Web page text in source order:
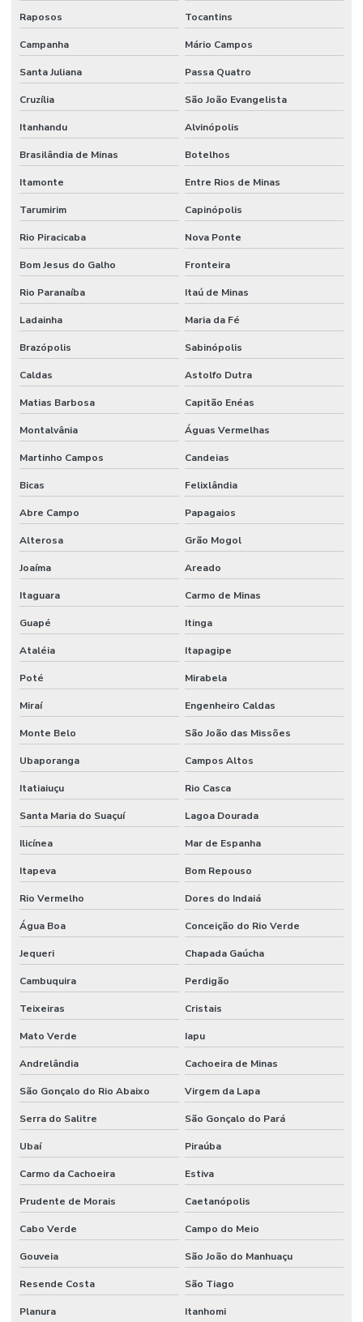
Raposos Tocantins
Campanha Mário Campos
Santa Juliana Passa Quatro
Cruzília São João Evangelista
Itanhandu Alvinópolis
Brasilândia de Minas Botelhos
Itamonte Entre Rios de Minas
Tarumirim Capinópolis
Rio Piracicaba Nova Ponte
Bom Jesus do Galho Fronteira
Rio Paranaíba Itaú de Minas
Ladainha Maria da Fé
Brazópolis Sabinópolis
Caldas Astolfo Dutra
Matias Barbosa Capitão Enéas
Montalvânia Águas Vermelhas
Martinho Campos Candeias
Bicas Felixlândia
Abre Campo Papagaios
Alterosa Grão Mogol
Joaíma Areado
Itaguara Carmo de Minas
Guapé Itinga
Ataléia Itapagipe
Poté Mirabela
Miraí Engenheiro Caldas
Monte Belo São João das Missões
Ubaporanga Campos Altos
Itatiaiuçu Rio Casca
Santa Maria do Suaçuí Lagoa Dourada
Ilicínea Mar de Espanha
Itapeva Bom Repouso
Rio Vermelho Dores do Indaiá
Água Boa Conceição do Rio Verde
Jequeri Chapada Gaúcha
Cambuquira Perdigão
Teixeiras Cristais
Mato Verde Iapu
Andrelândia Cachoeira de Minas
São Gonçalo do Rio Abaixo Virgem da Lapa
Serra do Salitre São Gonçalo do Pará
Ubaí Piraúba
Carmo da Cachoeira Estiva
Prudente de Morais Caetanópolis
Cabo Verde Campo do Meio
Gouveia São João do Manhuaçu
Resende Costa São Tiago
Planura Itanhomi